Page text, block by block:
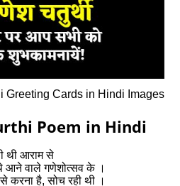
Greeting Cards in Hindi Images
Poem in Hindi
थी आराम से
आने वाले गणेशोत्सव के ।
करना है, सोच रही थी ।